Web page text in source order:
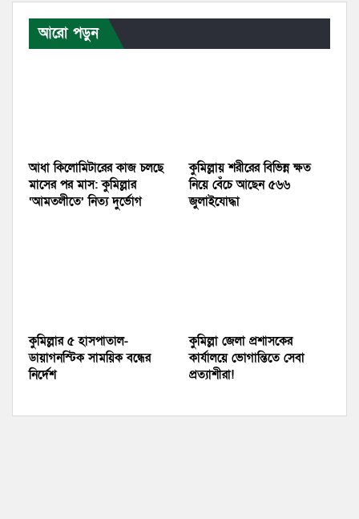
আরো পড়ুন
আধা কিলোমিটারের কাজ চলছে
মাসের পর মাস: কুমিল্লার
‘আমতলীতে’ নিত্য দুর্ভোগ
কুমিল্লায় শরীরের বিভিন্ন ক্ষত
নিয়ে বেঁচে আছেন ৫৬৬
জুলাইযোদ্ধা
কুমিল্লার ৫ হাসপাতাল-
ডায়াগনস্টিক সাময়িক বন্ধের
নির্দেশ
কুমিল্লা জেলা প্রশাসকের
কার্যালয়ে ভোগান্তিতে সেবা
প্রত্যাশীরা!